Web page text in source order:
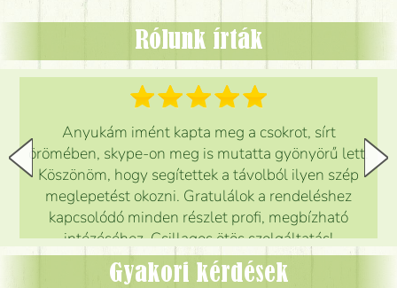
Rólunk írták
Anyukám imént kapta meg a csokrot, sírt
örömében, skype-on meg is mutatta gyönyörű lett.
Köszönöm, hogy segítettek a távolból ilyen szép
meglepetést okozni. Gratulálok a rendeléshez
kapcsolódó minden részlet profi, megbízható
intézéséhez. Csillagos ötös szolgáltatás!
Mónika
Gyakori kérdések